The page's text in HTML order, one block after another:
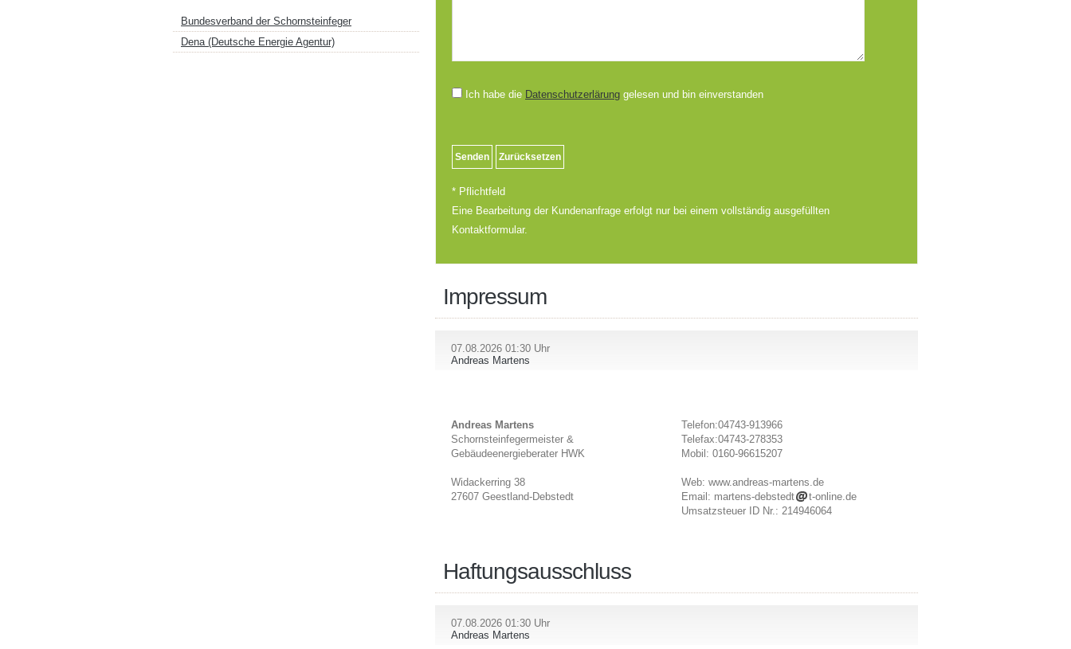
Ich habe die Datenschutzerlärung gelesen und bin einverstanden
* Pflichtfeld
Eine Bearbeitung der Kundenanfrage erfolgt nur bei einem vollständig ausgefüllten
Kontaktformular.
Impressum
07.08.2026 01:30 Uhr
Andreas Martens
Andreas Martens
Schornsteinfegermeister &
Gebäudeenergieberater HWK
Widackerring 38
27607 Geestland-Debstedt
Telefon:04743-913966
Telefax:04743-278353
Mobil: 0160-96615207
Web: www.andreas-martens.de
Email: martens-debstedt
t-online.de
Umsatzsteuer ID Nr.: 214946064
Haftungsausschluss
07.08.2026 01:30 Uhr
Andreas Martens
Bundesverband der Schornsteinfeger
Dena (Deutsche Energie Agentur)